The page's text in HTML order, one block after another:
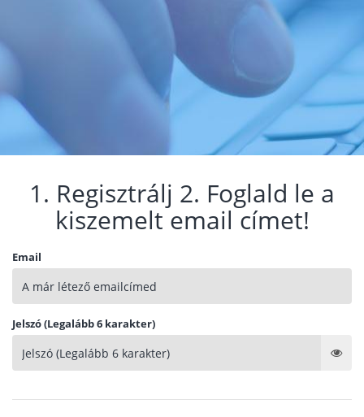
1. Regisztrálj 2. Foglald le a
kiszemelt email címet!
Email
Jelszó (Legalább 6 karakter)